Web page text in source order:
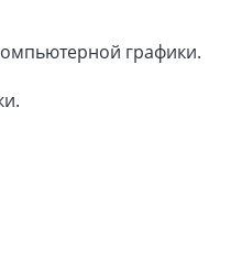
графики.